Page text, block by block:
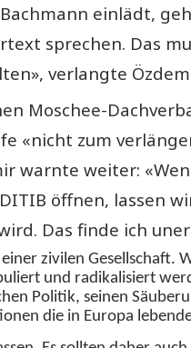
einlädt,
sprechen. Das
verlangte
Moschee-
«nicht zum
warnte weiter:
öffnen, lassen
Das finde ich
zivilen Gesellschaft.
und radikalisiert
Politik, seinen
die in Europa